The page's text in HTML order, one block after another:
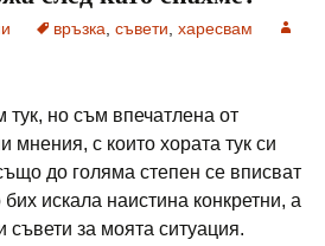
връзка съвети харесвам
но съм впечатлена от
мнения, с които хората тук си
до голяма степен се вписват
искала наистина конкретни, а
за моята ситуация.